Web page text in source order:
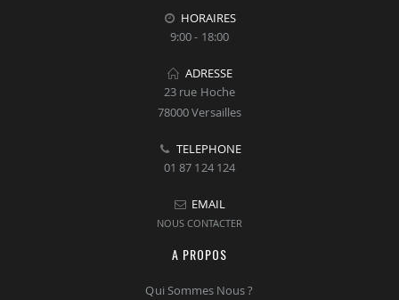
HORAIRES
9:00 - 18:00
ADRESSE
23 rue Hoche
78000 Versailles
TELEPHONE
01 87 124 124
EMAIL
NOUS CONTACTER
A PROPOS
Qui Sommes Nous ?